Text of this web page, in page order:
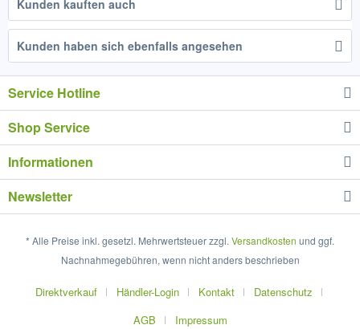
Kunden kauften auch
Kunden haben sich ebenfalls angesehen
Service Hotline
Shop Service
Informationen
Newsletter
* Alle Preise inkl. gesetzl. Mehrwertsteuer zzgl. Versandkosten und ggf.
Nachnahmegebühren, wenn nicht anders beschrieben
Direktverkauf Händler-Login Kontakt
Datenschutz
AGB
Impressum